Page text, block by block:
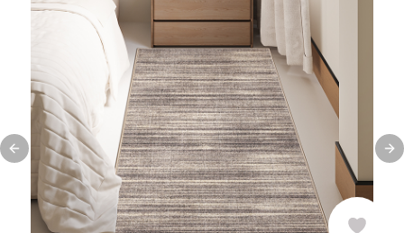
Previous slide